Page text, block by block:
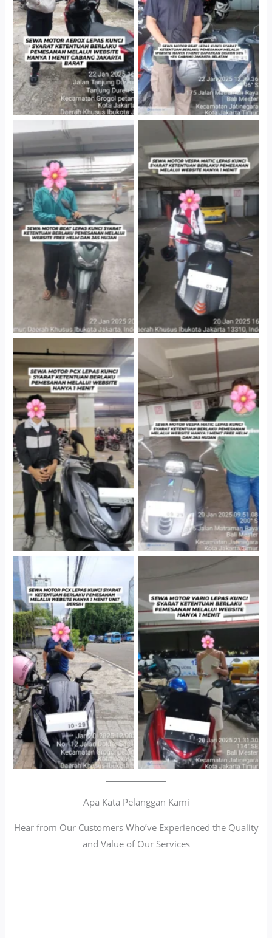
Cabang Jakarta Barat
Gedung Parkir P6A
Cityplaza Jatinegara
Gedung Parkir P6A
Cityplaza Jatinegara
Gedung Parkir P6A
Hotel Kartika Chandra,
Jakarta Selatan
Cityplaza Jatinegara
Gedung Parkir P6A
Antar Jemput Kendaraan
Cityplaza Jatinegara
Gedung Parkir P6A
Apa Kata Pelanggan Kami
Hear from Our Customers Who’ve Experienced the Quality
and Value of Our Services